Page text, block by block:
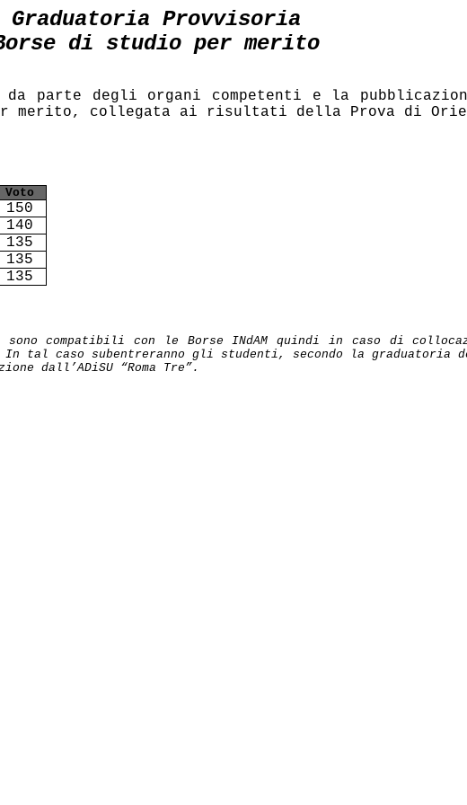
Graduatoria Provvisoria
di studio per merito
parte degli organi competenti e la
merito, collegata ai risultati della Prova di
Voto
150
140
135
135
135
compatibili con le Borse INdAM quindi in caso di
caso subentreranno gli studenti, secondo la graduatoria
dall’ADiSU “Roma Tre”.